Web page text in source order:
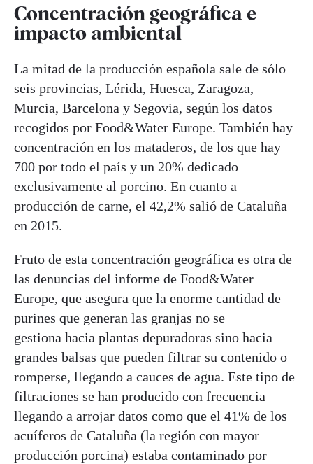
Concentración geográfica e
impacto ambiental
La mitad de la producción española sale de sólo
seis provincias, Lérida, Huesca, Zaragoza,
Murcia, Barcelona y Segovia, según los datos
recogidos por Food&Water Europe. También hay
concentración en los mataderos, de los que hay
700 por todo el país y un 20% dedicado
exclusivamente al porcino. En cuanto a
producción de carne, el 42,2% salió de Cataluña
en 2015.
Fruto de esta concentración geográfica es otra de
las denuncias del informe de Food&Water
Europe, que asegura que la enorme cantidad de
purines que generan las granjas no se
gestiona hacia plantas depuradoras sino hacia
grandes balsas que pueden filtrar su contenido o
romperse, llegando a cauces de agua. Este tipo de
filtraciones se han producido con frecuencia
llegando a arrojar datos como que el 41% de los
acuíferos de Cataluña (la región con mayor
producción porcina) estaba contaminado por